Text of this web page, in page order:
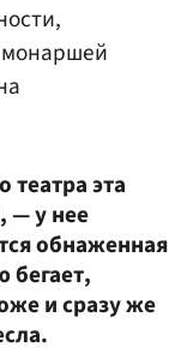
монаршей
театра эта
— у нее
обнаженная
бегает,
и сразу же